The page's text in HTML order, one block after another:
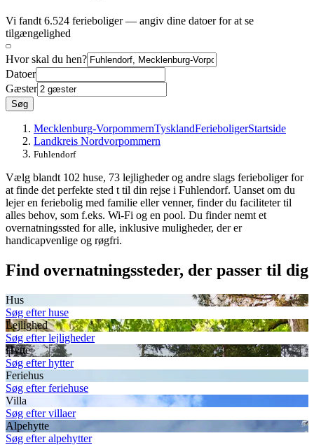
Vi fandt 6.524 ferieboliger — angiv dine datoer for at se
tilgængelighed
Hvor skal du hen?
Datoer
Gæster
Søg
Mecklenburg-VorpommernTysklandFerieboligerStartside
Landkreis Nordvorpommern
Fuhlendorf
Vælg blandt 102 huse, 73 lejligheder og andre slags ferieboliger for
at finde det perfekte sted t til din rejse i Fuhlendorf. Uanset om du
lejer en feriebolig med familie eller venner, finder du faciliteter til
alles behov, som f.eks. Wi-Fi og en pool. Du finder nemt et
overnatningssted for alle, inklusive muligheder, der er
handicapvenlige og røgfri.
Find overnatningssteder, der passer til dig
Hus
Søg efter huse
Lejlighed
Søg efter lejligheder
Hytte
Søg efter hytter
Feriehus
Søg efter feriehuse
Villa
Søg efter villaer
Alpehytte
Søg efter alpehytter